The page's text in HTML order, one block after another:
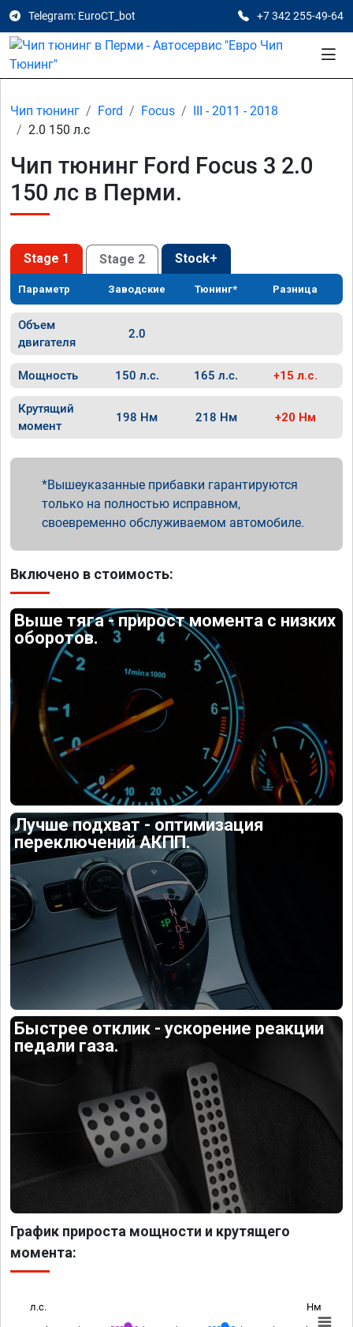
Telegram: EuroCT_bot +7 342 255-49-64
Чип тюнинг Ford Focus
III - 2011 - 2018
2.0 150 л.с
Чип тюнинг Ford Focus 3 2.0
150 лс в Перми.
Stage 1 Stage 2 Stock+
Параметр Заводские Тюнинг* Разница
Объем
двигателя
2.0
Мощность 150 л.с. 165 л.с. +15 л.с.
Крутящий
момент
198 Нм 218 Нм +20 Нм
Вышеуказанные прибавки гарантируются
только на полностью исправном,
своевременно обслуживаемом автомобиле.
Включено в стоимость:
Выше тяга - прирост момента с низких
оборотов.
Лучше подхват - оптимизация
переключений АКПП.
Быстрее отклик - ускорение реакции
педали газа.
График прироста мощности и крутящего
момента:
л.с. Нм